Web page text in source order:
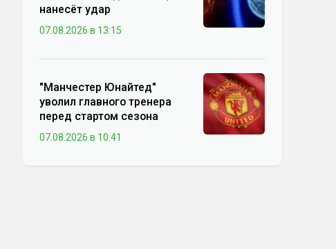
нанесёт удар
07.08.2026 в 13:15
"Манчестер Юнайтед"
уволил главного тренера
перед стартом сезона
07.08.2026 в 10:41